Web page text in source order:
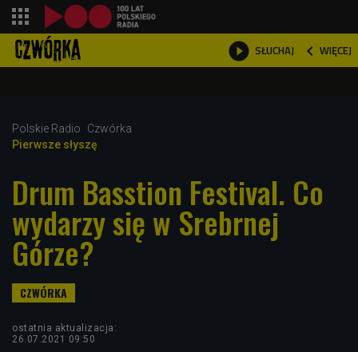
 SŁUCHAJ  WIĘCEJ

Polskie Radio
Czwórka
Pierwsze słyszę
Drum Basstion Festival. Co
wydarzy się w Srebrnej
Górze?
ostatnia aktualizacja:
26.07.2021 09:50